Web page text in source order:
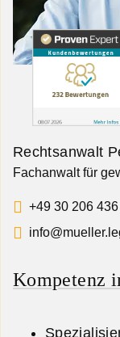
Rechtsanwalt
Fachanwalt für
+49 30 206
Kompetenz